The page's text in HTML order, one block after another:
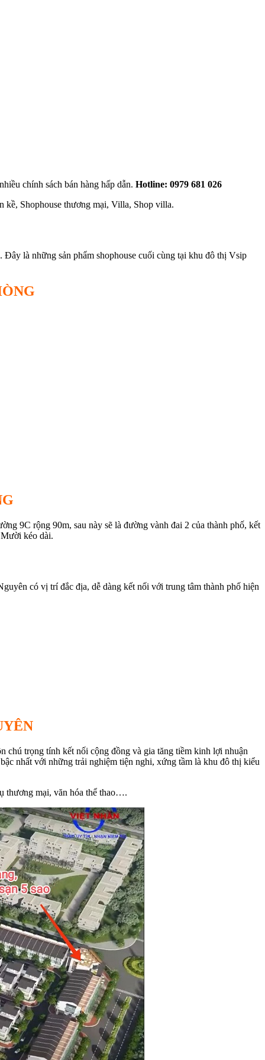
chính sách bán hàng hấp dẫn. Hotline: 0979 681 026
kề, Shophouse thương mại, Villa, Shop villa.
là những sản phẩm shophouse cuối cùng tại khu đô thị Vsip
9C rộng 90m, sau này sẽ là đường vành đai 2 của thành phố, kết
kéo dài.
có vị trí đắc địa, dễ dàng kết nối với trung tâm thành phố hiện
trọng tính kết nối cộng đồng và gia tăng tiềm kinh lợi nhuận
nhất với những trải nghiệm tiện nghi, xứng tầm là khu đô thị kiểu
thương mại, văn hóa thể thao….